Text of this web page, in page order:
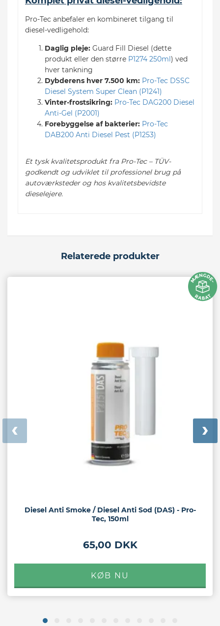
Pro-Tec anbefaler en kombineret tilgang til
diesel-vedligehold:
Daglig pleje: Guard Fill Diesel (dette
produkt eller den større P1274 250ml) ved
hver tankning
Dybderens hver 7.500 km: Pro-Tec DSSC
Diesel System Super Clean (P1241)
Vinter-frostsikring: Pro-Tec DAG200 Diesel
Anti-Gel (P2001)
Forebyggelse af bakterier: Pro-Tec
DAB200 Anti Diesel Pest (P1253)
Et tysk kvalitetsprodukt fra Pro-Tec – TÜV-
godkendt og udviklet til professionel brug på
autoværksteder og hos kvalitetsbevidste
dieselejere.
Relaterede produkter
Diesel Anti Smoke / Diesel Anti Sod (DAS) - Pro-
Tec, 150ml
65,00 DKK